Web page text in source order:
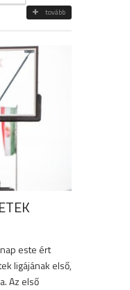
tovább
este ért
ligájának első,
Az első